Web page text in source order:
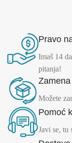
Pravo
Imaš 14
pitanja!
Možete
Pomoć
Javi se, tu